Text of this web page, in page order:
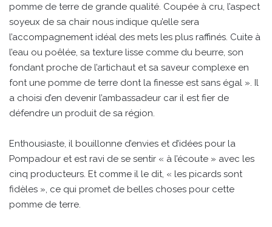
pomme de terre de grande qualité. Coupée à cru, l’aspect
soyeux de sa chair nous indique qu’elle sera
l’accompagnement idéal des mets les plus raffinés. Cuite à
l’eau ou poêlée, sa texture lisse comme du beurre, son
fondant proche de l’artichaut et sa saveur complexe en
font une pomme de terre dont la finesse est sans égal ». Il
a choisi d’en devenir l’ambassadeur car il est fier de
défendre un produit de sa région.
Enthousiaste, il bouillonne d’envies et d’idées pour la
Pompadour et est ravi de se sentir « à l’écoute » avec les
cinq producteurs. Et comme il le dit, « les picards sont
fidèles », ce qui promet de belles choses pour cette
pomme de terre.